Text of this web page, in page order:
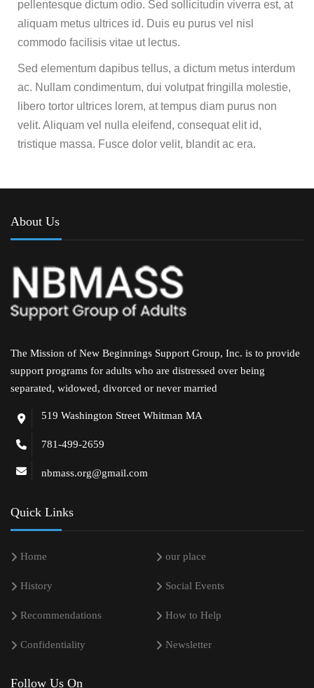
pellentesque dictum odio. Sed sollicitudin viverra est, at
aliquam metus ultrices id. Duis eu purus vel nisl
commodo facilisis vitae ut lectus.
Sed elementum dapibus tellus, a dictum metus interdum
ac. Nullam condimentum, dui volutpat fringilla molestie,
libero tortor ultrices lorem, at tempus diam purus non
velit. Aliquam vel nulla eleifend, consequat elit id,
tristique massa. Fusce dolor velit, blandit ac era.
About Us
The Mission of New Beginnings Support Group, Inc. is to provide
support programs for adults who are distressed over being
separated, widowed, divorced or never married
519 Washington Street Whitman MA
781-499-2659
nbmass.org@gmail.com
Quick Links
Home our place
History Social Events
Recommendations How to Help
Confidentiality Newsletter
Follow Us On